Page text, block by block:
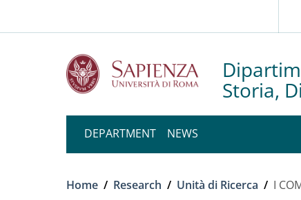
Slim
Storia,
DEPARTMENT NEWS
Breadcrumb
Home / Research / Unità di Ricerca / I